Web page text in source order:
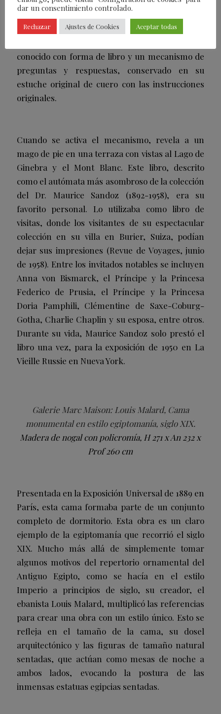
conocido con forma de libro y un mecanismo de
preguntas y respuestas, conservado en su
estuche original de cuero con las instrucciones
originales.
Cuando se activa el mecanismo, revela a un
mago de pie en una terraza con vistas al Lago de
Ginebra y el Mont Blanc. Este libro, descrito
como el autómata más asombroso de la colección
del Dr. Maurice Sandoz (1892-1958), era su
favorito personal. Lo utilizaba como libro de
visitas, donde los visitantes de su espectacular
colección en su villa en Burier, Suiza, podían
dejar sus impresiones (Revue de Voyages, junio
de 1958). Entre los invitados notables se incluyen
Anna von Bismarck, el Príncipe y la Princesa
Federico de Prusia, el Príncipe y la Princesa
Doria Pamphili, Clémentine de Saxe-Coburg-
Gotha, Charlie Chaplin y su esposa, entre otros.
Durante su vida, Maurice Sandoz solo prestó el
libro una vez, para la exposición de 1950 en La
Vieille Russie en Nueva York.
Galerie Marc Maison: Louis Malard, Cama
monumental en estilo egiptomanía, siglo XIX.
Madera de nogal con policromía, H 271 x An 232 x
Prof 260 cm
Presentada en la Exposición Universal de 1889 en
París, esta cama formaba parte de un conjunto
completo de dormitorio. Esta obra es un claro
ejemplo de la egiptomanía que recorrió el siglo
XIX. Mucho más allá de simplemente tomar
algunos motivos del repertorio ornamental del
Antiguo Egipto, como se hacía en el estilo
Imperio a principios de siglo, su creador, el
ebanista Louis Malard, multiplicó las referencias
para crear una obra con un estilo único. Esto se
refleja en el tamaño de la cama, su dosel
arquitectónico y las figuras de tamaño natural
sentadas, que actúan como mesas de noche a
ambos lados, evocando la postura de las
inmensas estatuas egipcias sentadas.
dar un consentimiento controlado.
Rechazar Ajustes de Cookies Aceptar todas